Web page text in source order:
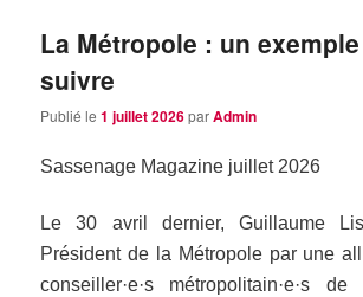
La Métropole : un
suivre
Publié le1 juillet 2026parAdmin
Sassenage Magazine juillet 2026
Le 30 avril dernier, Guillaume
Président de la Métropole par une
conseiller·e·s métropolitain·e·s